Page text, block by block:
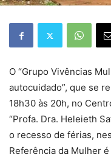
O “Grupo Vivências
autocuidado”, que se
18h30 às 20h, no
“Profa. Dra. Heleieth
o recesso de férias,
Referência da Mulher